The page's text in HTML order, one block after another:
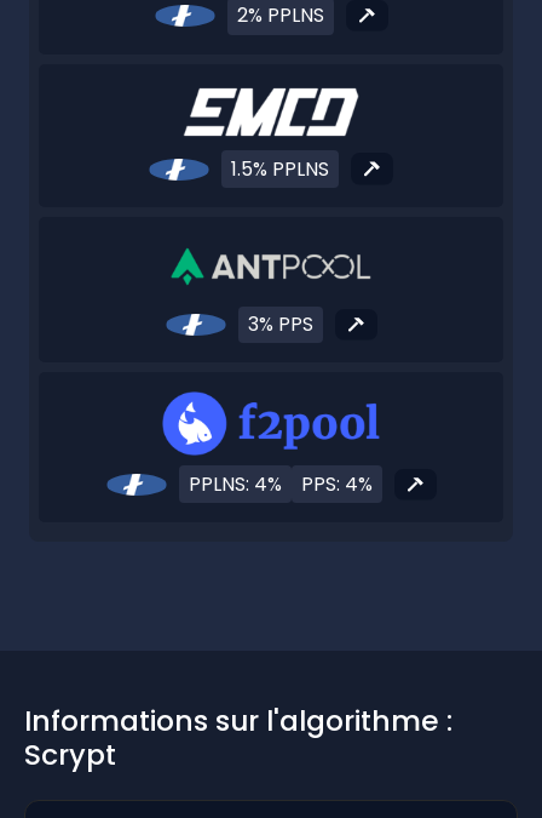
2% PPLNS
1.5% PPLNS
3% PPS
PPLNS: 4% PPS: 4%
Informations sur l'algorithme :
Scrypt